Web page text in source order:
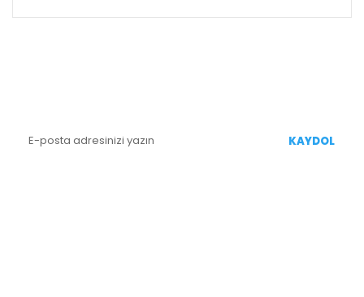
KAYDOL